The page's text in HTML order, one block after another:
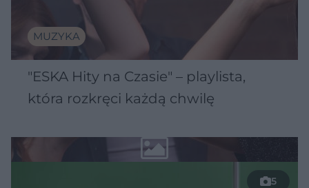
MUZYKA
"ESKA Hity na Czasie" – playlista,
która rozkręci każdą chwilę
5